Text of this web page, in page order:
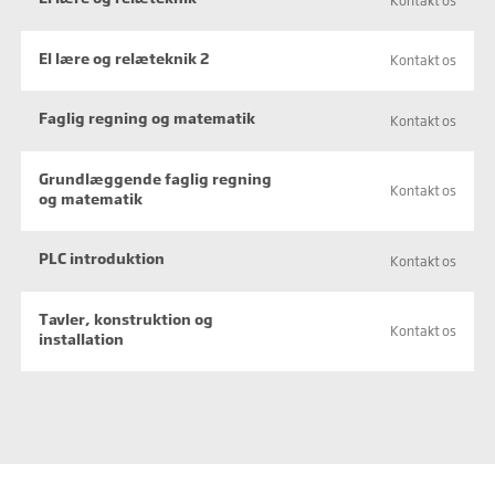
El lære og relæteknik 2 Kontakt os
Faglig regning og matematik Kontakt os
Grundlæggende faglig regning
og matematik
Kontakt os
PLC introduktion Kontakt os
Tavler, konstruktion og
installation
Kontakt os